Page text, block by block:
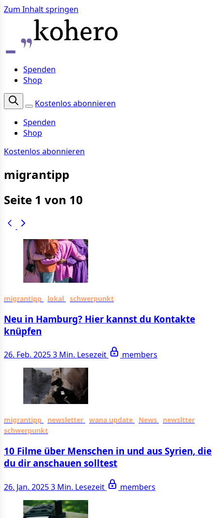
Zum Inhalt springen
Spenden
Shop
Kostenlos abonnieren
Spenden
Shop
Kostenlos abonnieren
migrantipp
Seite 1 von 10
migrantipp lokal schwerpunkt
Neu in Hamburg? Hier kannst du Kontakte
knüpfen
26. Feb. 20253 Min. Lesezeit members
migrantipp newsletter wana update News
newsltter
schwerpunkt
10 Filme über Menschen in und aus Syrien, die
du dir anschauen solltest
26. Jan. 20253 Min. Lesezeit members